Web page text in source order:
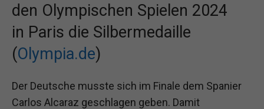
den Olympischen Spielen 2024
in Paris die Silbermedaille
(Olympia.de)
Der Deutsche musste sich im Finale dem Spanier
Carlos Alcaraz geschlagen geben. Damit